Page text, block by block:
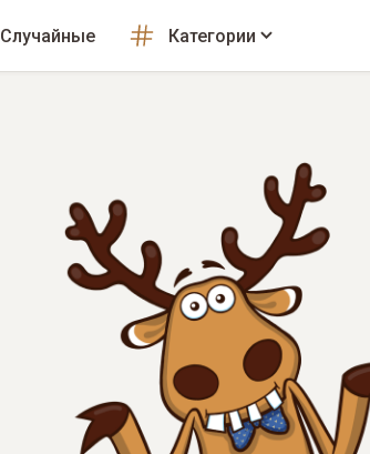
Случайные Категории